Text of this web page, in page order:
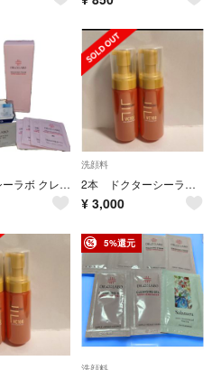
ドクターシーラボ クレンジングゲル・ウォッシングフォーム・美白ゲル おまとめ
洗顔料
2本 ドクターシーラボ VC100 毛穴 ウォッシングフォーム 120ml
¥ 3,000
5%還元